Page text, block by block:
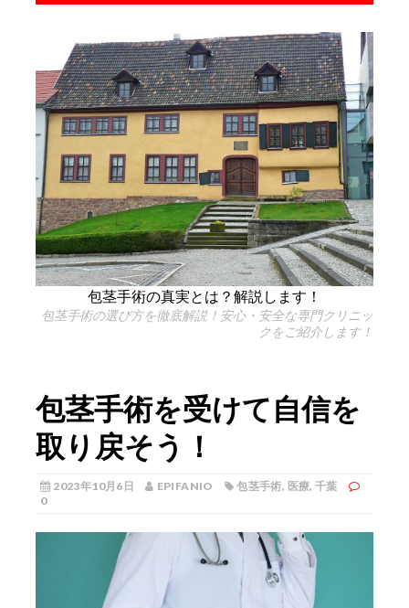
包茎手術の真実とは？解説します！
包茎手術の選び方を徹底解説！安心・安全な専門クリニッ
クをご紹介します！
包茎手術を受けて自信を
取り戻そう！
2023年10月6日 EPIFANIO 包茎手術, 医療,千葉
0